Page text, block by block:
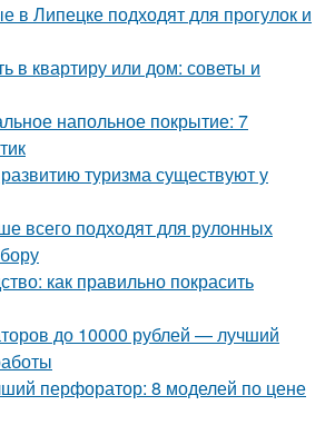
в Липецке подходят для прогулок и
в квартиру или дом: советы и
напольное покрытие: 7
туризма существуют у
всего подходят для рулонных
как правильно покрасить
до 10000 рублей — лучший
перфоратор: 8 моделей по цене